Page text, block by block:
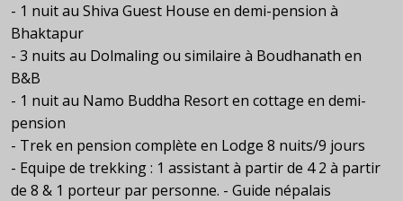
- 1 nuit au Shiva Guest House en demi-pension à
Bhaktapur
- 3 nuits au Dolmaling ou similaire à Boudhanath en
B&B
- 1 nuit au Namo Buddha Resort en cottage en demi-
pension
- Trek en pension complète en Lodge 8 nuits/9 jours
- Equipe de trekking : 1 assistant à partir de 4 2 à partir
de 8 & 1 porteur par personne. - Guide népalais